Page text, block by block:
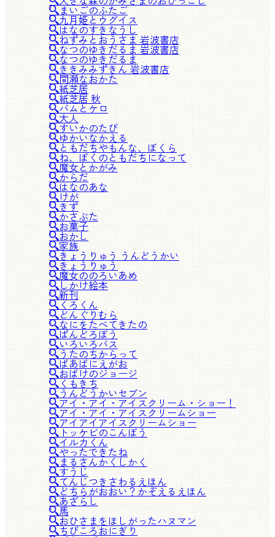
まいごのふたご
九月姫とウグイス
はなのすきなうし
ねずみとおうさま 岩波書店
なつのゆきだるま 岩波書店
なつのゆきだるま
ききみみずきん 岩波書店
間瀬なおかた
紙芝居
紙芝居 秋
バムとケロ
大人
すいかのたび
ゆかいなかえる
ともだちやもんな、ぼくら
ね、ぼくのともだちになって
魔女とかがみ
からだ
はなのあな
けが
きず
かさぶた
お菓子
おかし
家族
きょうりゅう うんどうかい
きょうりゅう
魔女ののろいあめ
しかけ絵本
新刊
くろくん
どんぐりむら
なにをたべてきたの
ぱんどろぼう
いろいろバス
うたのちからって
ばあばにえがお
おばけのジョージ
くもきち
うんどうかいセブン
アイ・アイ・アイスクリーム・ショー！
アイ・アイ・アイスクリームショー
アイアイアイスクリームショー
トッケビのこんぼう
イルカくん
やったできたね
まるさんかくしかく
すうじ
てんじつきさわるえほん
どちらがおおい？かぞえるえほん
あざらし
馬
おひさまをほしがったハヌマン
ちびころおにぎり